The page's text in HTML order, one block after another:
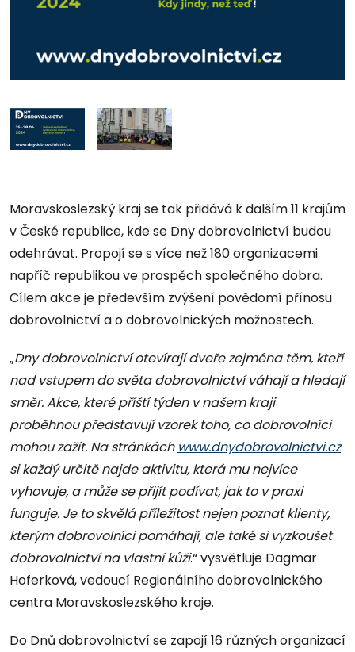
Moravskoslezský kraj se tak přidává k dalším 11 krajům
v České republice, kde se Dny dobrovolnictví budou
odehrávat. Propojí se s více než 180 organizacemi
napříč republikou ve prospěch společného dobra.
Cílem akce je především zvýšení povědomí přínosu
dobrovolnictví a o dobrovolnických možnostech.
„Dny dobrovolnictví otevírají dveře zejména těm, kteří
nad vstupem do světa dobrovolnictví váhají a hledají
směr. Akce, které příští týden v našem kraji
proběhnou představují vzorek toho, co dobrovolníci
mohou zažít. Na stránkách www.dnydobrovolnictvi.cz
si každý určitě najde aktivitu, která mu nejvíce
vyhovuje, a může se přijít podívat, jak to v praxi
funguje. Je to skvělá příležitost nejen poznat klienty,
kterým dobrovolníci pomáhají, ale také si vyzkoušet
dobrovolnictví na vlastní kůži.“ vysvětluje Dagmar
Hoferková, vedoucí Regionálního dobrovolnického
centra Moravskoslezského kraje.
Do Dnů dobrovolnictví se zapojí 16 různých organizací